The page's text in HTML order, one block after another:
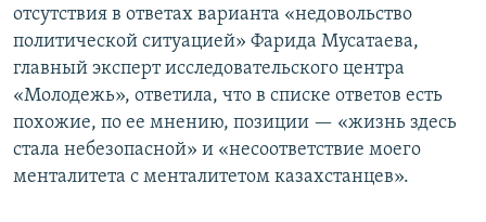
отсутствия в ответах варианта «недовольство
политической ситуацией» Фарида Мусатаева,
главный эксперт исследовательского центра
«Молодежь», ответила, что в списке ответов есть
похожие, по ее мнению, позиции — «жизнь здесь
стала небезопасной» и «несоответствие моего
менталитета с менталитетом казахстанцев».